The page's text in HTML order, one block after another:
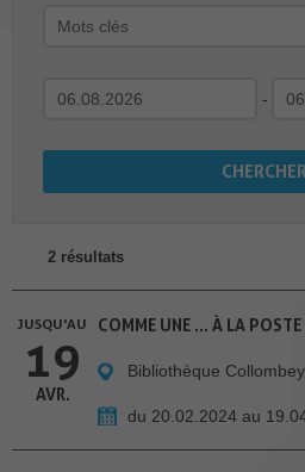
-
2 résultats
JUSQU'AU
19
AVR.
COMME UNE … À LA POSTE
Bibliothèque
du 20.02.2024 au